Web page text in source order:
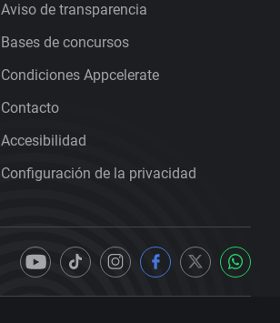
Aviso de transparencia
Bases de concursos
Condiciones Appcelerate
Contacto
Accesibilidad
Configuración de la privacidad